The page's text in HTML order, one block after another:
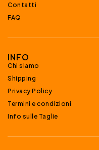
Contatti
FAQ
INFO
Chi siamo
Shipping
Privacy Policy
Termini e condizioni
Info sulle Taglie